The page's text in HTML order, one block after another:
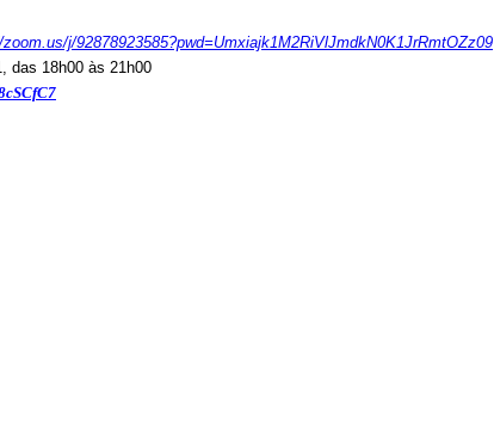
j/92878923585?pwd=Umxiajk1M2RiVlJmdkN0K1JrRmtOZz09
das 18h00 às 21h00